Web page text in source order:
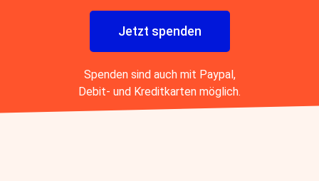
Jetzt spenden
Spenden sind auch mit Paypal,
Debit- und Kreditkarten möglich.